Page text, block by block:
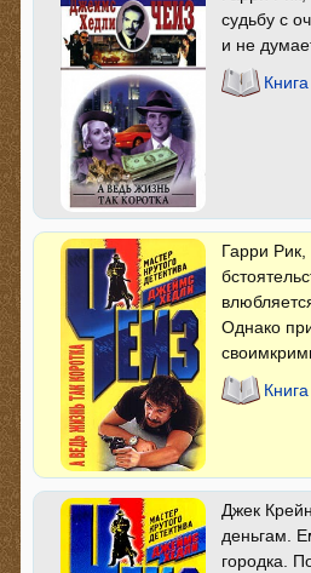
судьбу с
и не
Гарри
Однако
Джек
деньгам.
городка.